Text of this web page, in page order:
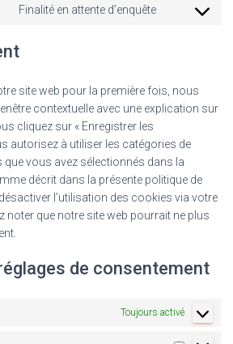
service
Finalité en attente d’enquête
Consent
site web pour la première fois, nous
contextuelle avec une explication sur
cliquez sur « Enregistrer les
autorisez à utiliser les catégories de
que vous avez sélectionnés dans la
décrit dans la présente politique de
l’utilisation des cookies via votre
noter que notre site web pourrait ne plus
de consentement
Toujours activé